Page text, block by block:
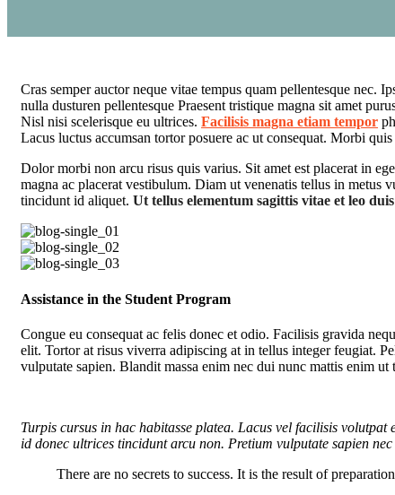
Cras semper auctor neque vitae tempus quam pellentesque
nulla dusturen pellentesque Praesent tristique magna sit amet
Nisl nisi scelerisque eu ultrices. Facilisis magna etiam tempor
Lacus luctus accumsan tortor posuere ac ut consequat. Morbi
Dolor morbi non arcu risus quis varius. Sit amet est placerat in
magna ac placerat vestibulum. Diam ut venenatis tellus in metus
tincidunt id aliquet. Ut tellus elementum sagittis vitae et leo
Assistance in the Student Program
Congue eu consequat ac felis donec et odio. Facilisis gravida
elit. Tortor at risus viverra adipiscing at in tellus integer feugiat.
vulputate sapien. Blandit massa enim nec dui nunc mattis enim ut
Turpis cursus in hac habitasse platea. Lacus vel facilisis
id donec ultrices tincidunt arcu non. Pretium vulputate sapien
There are no secrets to success. It is the result of